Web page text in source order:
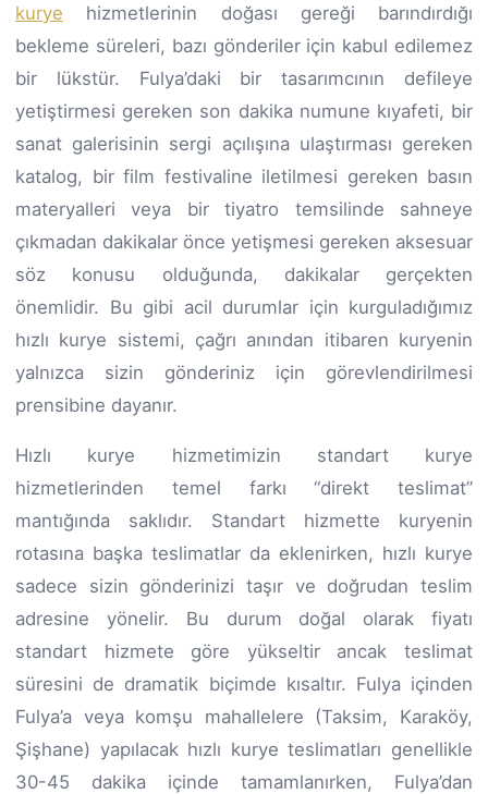
kurye hizmetlerinin doğası gereği barındırdığı
bekleme süreleri, bazı gönderiler için kabul edilemez
bir lükstür. Fulya’daki bir tasarımcının defileye
yetiştirmesi gereken son dakika numune kıyafeti, bir
sanat galerisinin sergi açılışına ulaştırması gereken
katalog, bir film festivaline iletilmesi gereken basın
materyalleri veya bir tiyatro temsilinde sahneye
çıkmadan dakikalar önce yetişmesi gereken aksesuar
söz konusu olduğunda, dakikalar gerçekten
önemlidir. Bu gibi acil durumlar için kurguladığımız
hızlı kurye sistemi, çağrı anından itibaren kuryenin
yalnızca sizin gönderiniz için görevlendirilmesi
prensibine dayanır.
Hızlı kurye hizmetimizin standart kurye
hizmetlerinden temel farkı “direkt teslimat”
mantığında saklıdır. Standart hizmette kuryenin
rotasına başka teslimatlar da eklenirken, hızlı kurye
sadece sizin gönderinizi taşır ve doğrudan teslim
adresine yönelir. Bu durum doğal olarak fiyatı
standart hizmete göre yükseltir ancak teslimat
süresini de dramatik biçimde kısaltır. Fulya içinden
Fulya’a veya komşu mahallelere (Taksim, Karaköy,
Şişhane) yapılacak hızlı kurye teslimatları genellikle
30-45 dakika içinde tamamlanırken, Fulya’dan